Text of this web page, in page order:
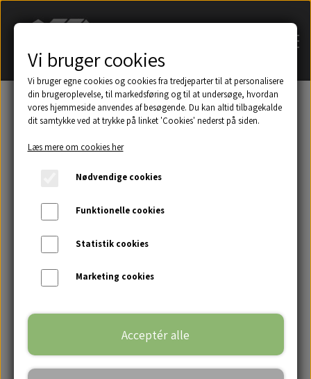
Søg på navn af tagsten
Et udsnit af eksempler på taghætter mm.
Galleri
Handelsbetingelser
Vi bruger cookies
Vi bruger egne cookies og cookies fra tredjeparter til at personalisere
din brugeroplevelse, til markedsføring og til at undersøge, hvordan
vores hjemmeside anvendes af besøgende. Du kan altid tilbagekalde
dit samtykke ved at trykke på linket 'Cookies' nederst på siden.
Læs mere om cookies her
Nødvendige cookies
Funktionelle cookies
Statistik cookies
Marketing cookies
Acceptér alle